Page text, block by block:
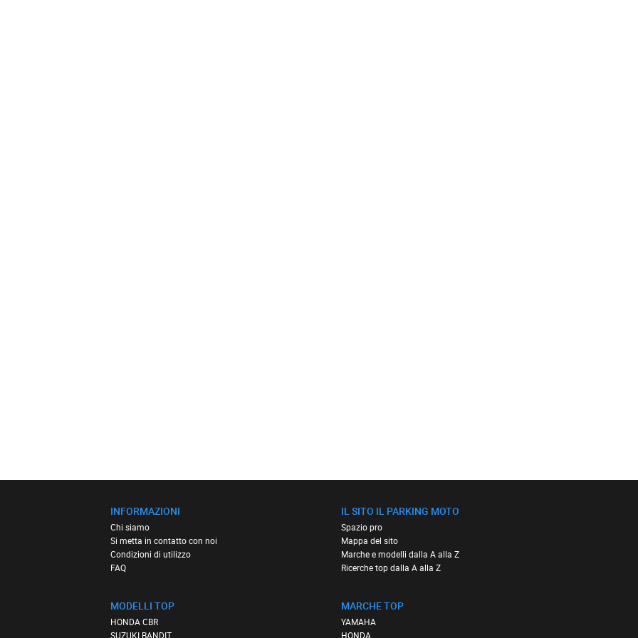
INFORMAZIONI
Chi siamo
Si metta in contatto con noi
Condizioni di utilizzo
FAQ
MODELLI TOP
HONDA CBR
SUZUKI BANDIT
IL SITO IL PARKING MOTO
Spazio pro
Mappa del sito
Marche e modelli dalla A alla Z
Ricerche top dalla A alla Z
MARCHE TOP
YAMAHA
HONDA